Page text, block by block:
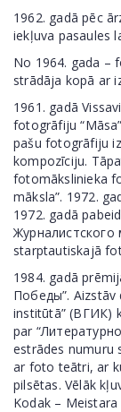
1962. gadā pēc
iekļuva pasaules
No 1964. gada –
strādāja kopā ar
1961. gadā
fotogrāfiju
pašu fotogrāfiju
kompozīciju.
fotomākslinieka
māksla”. 1972.
1972. gadā
Журналистского
starptautiskajā
1984. gadā
Победы”. Aizstāv
institūtā” (ВГИК)
par
estrādes numuru
ar foto teātri, ar
pilsētas. Vēlāk
Kodak –